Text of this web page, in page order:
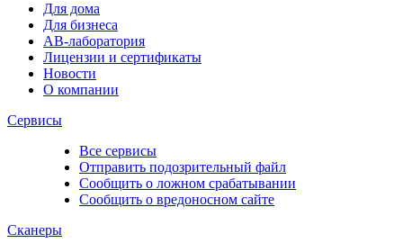
Для дома
Для бизнеса
АВ-лаборатория
Лицензии и сертификаты
Новости
О компании
Сервисы
Все сервисы
Отправить подозрительный файл
Сообщить о ложном срабатывании
Сообщить о вредоносном сайте
Сканеры